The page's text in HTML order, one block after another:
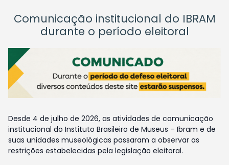
Comunicação institucional do IBRAM
durante o período eleitoral
Desde 4 de julho de 2026, as atividades de comunicação
institucional do Instituto Brasileiro de Museus – Ibram e de
suas unidades museológicas passaram a observar as
restrições estabelecidas pela legislação eleitoral.